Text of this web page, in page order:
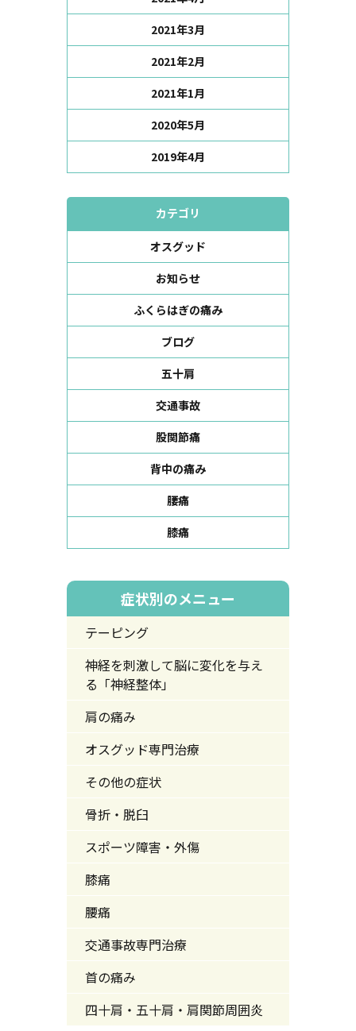
2021年3月
2021年2月
2021年1月
2020年5月
2019年4月
カテゴリ
オスグッド
お知らせ
ふくらはぎの痛み
ブログ
五十肩
交通事故
股関節痛
背中の痛み
腰痛
膝痛
症状別のメニュー
テーピング
神経を刺激して脳に変化を与え
る「神経整体」
肩の痛み
オスグッド専門治療
その他の症状
骨折・脱臼
スポーツ障害・外傷
膝痛
腰痛
交通事故専門治療
首の痛み
四十肩・五十肩・肩関節周囲炎